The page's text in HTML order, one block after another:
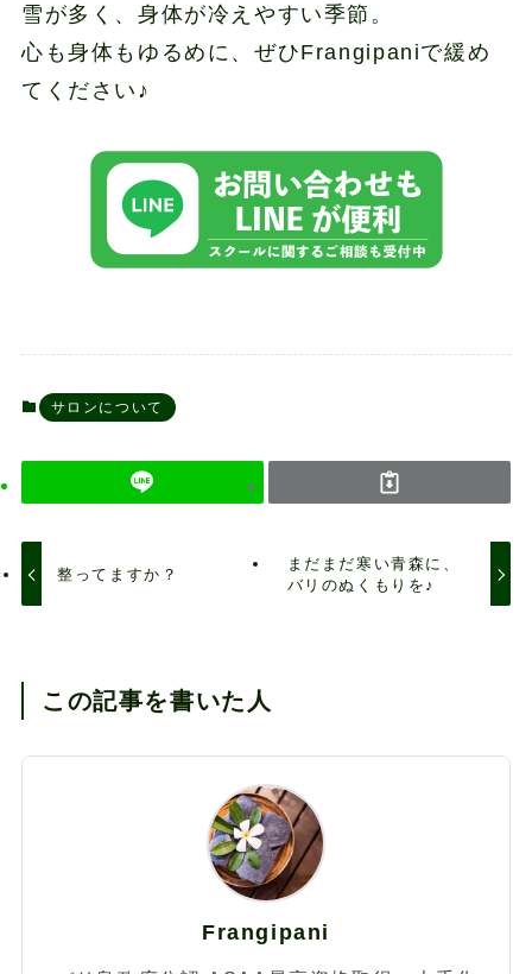
雪が多く、身体が冷えやすい季節。
心も身体もゆるめに、ぜひFrangipaniで緩め
てください♪
サロンについて
整ってますか？
まだまだ寒い青森に、
バリのぬくもりを♪
この記事を書いた人
Frangipani